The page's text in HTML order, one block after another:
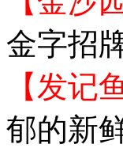
金字招
【发记
郁的新